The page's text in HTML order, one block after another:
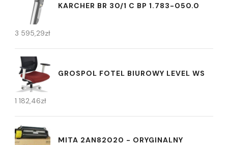
KARCHER BR 30/1 C BP 1.783-050.0
3 595,29zł
GROSPOL FOTEL BIUROWY LEVEL WS
1 182,46zł
MITA 2AN82020 - ORYGINALNY